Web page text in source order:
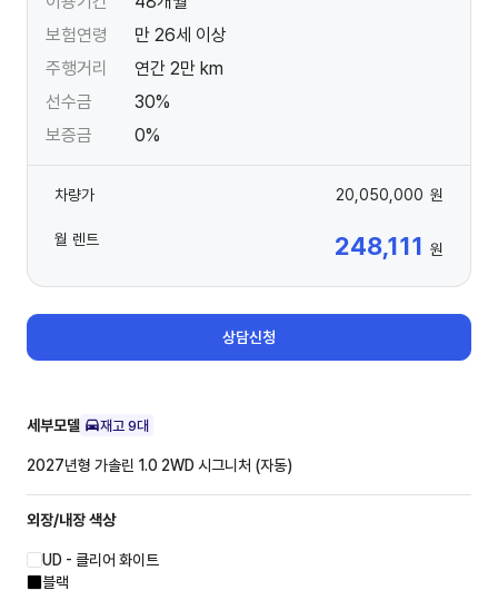
보험연령
만 26세 이상
주행거리
연간 2만 km
선수금
30%
보증금
0%
차량가 20,050,000 원
월 렌트 248,111 원
상담신청
세부모델 재고 9대
2027년형 가솔린 1.0 2WD시그니처 (자동)
외장/내장색상
UD - 클리어 화이트
블랙